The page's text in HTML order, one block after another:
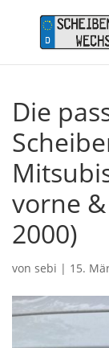
Die
vorne
2000)
von sebi | 15.